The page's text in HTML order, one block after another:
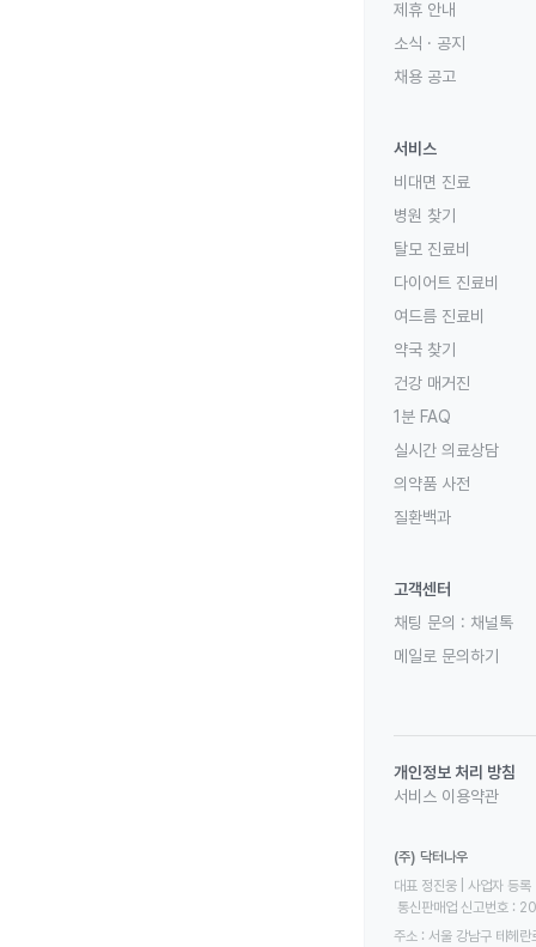
제휴 안내
소식 · 공지
채용 공고
서비스
비대면 진료
병원 찾기
탈모 진료비
다이어트 진료비
여드름 진료비
약국 찾기
건강 매거진
1분 FAQ
실시간 의료상담
의약품 사전
질환백과
고객센터
채팅 문의 : 채널톡
메일로 문의하기
개인정보 처리 방침
서비스 이용약관
(주) 닥터나우
대표 정진웅 | 사업자
통신판매업 신고번호
주소 : 서울 강남구 테헤